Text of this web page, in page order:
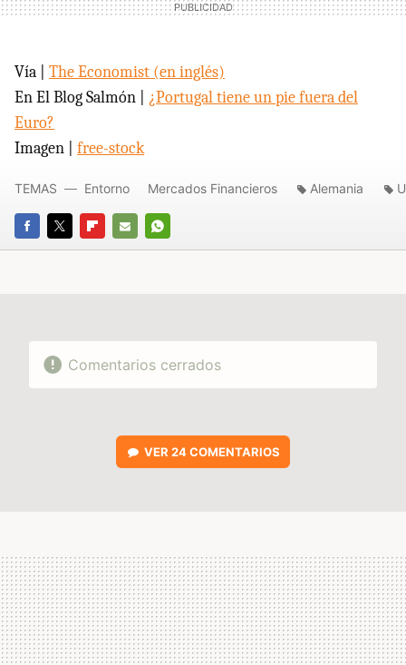
Vía | The Economist (en inglés)
En El Blog Salmón | ¿Portugal tiene un pie fuera del
Euro?
Imagen | free-stock
FACEBOOK
TWITTERFLIPBOARD
E-
WHATSAPP
TEMAS Entorno Mercados Financieros Alemania
Comentarios cerrados
VER 24 COMENTARIOS